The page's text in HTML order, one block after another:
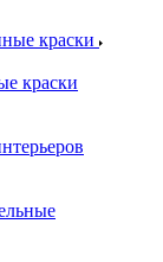
краски
краски